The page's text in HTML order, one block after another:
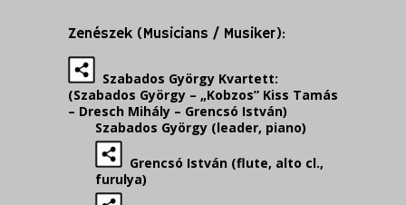
Zenészek (Musicians / Musiker):
Szabados György Kvartett:
(Szabados György – „Kobzos” Kiss Tamás
– Dresch Mihály – Grencsó István)
Szabados György (leader, piano)
Grencsó István (flute, alto cl.,
furulya)